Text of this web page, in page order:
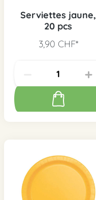
Serviettes jaune,
20 pcs
3,90 CHF*